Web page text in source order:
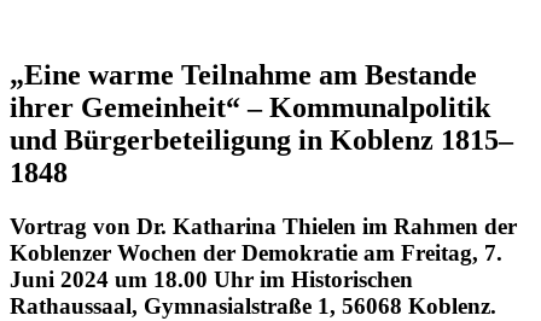
„Eine warme Teilnahme am Bestande
ihrer Gemeinheit“ – Kommunalpolitik
und Bürgerbeteiligung in Koblenz 1815–
1848
Vortrag von Dr. Katharina Thielen im Rahmen der
Koblenzer Wochen der Demokratie am Freitag, 7.
Juni 2024 um 18.00 Uhr im Historischen
Rathaussaal, Gymnasialstraße 1, 56068 Koblenz.